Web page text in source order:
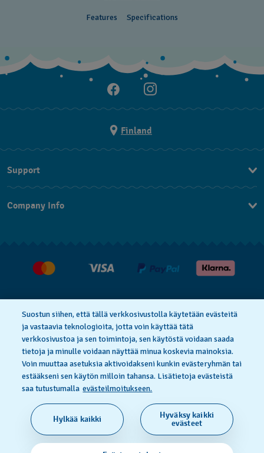
Features Specifications
Finland
Support
UKK
Myyntiehdot
Withdraw from contract
Company Info
Privacy Policy Cookie Notice
Käyttöehdot
SWISS MADE
© 2026 FLIK FLAK, A DIVISION OF SWATCH LTD. ALL
Suostun siihen, että tällä verkkosivustolla käytetään evästeitä
ja vastaavia teknologioita, jotta voin käyttää tätä
verkkosivustoa ja sen toimintoja, sen käytöstä voidaan saada
tietoja ja minulle voidaan näyttää minua koskevia mainoksia.
Voin muuttaa asetuksia aktivoidakseni kunkin evästeryhmän tai
estääkseni sen käytön milloin tahansa. Lisätietoja evästeistä
saa tutustumalla evästeilmoitukseen.
Hylkää kaikki
Hyväksy kaikki
evästeet